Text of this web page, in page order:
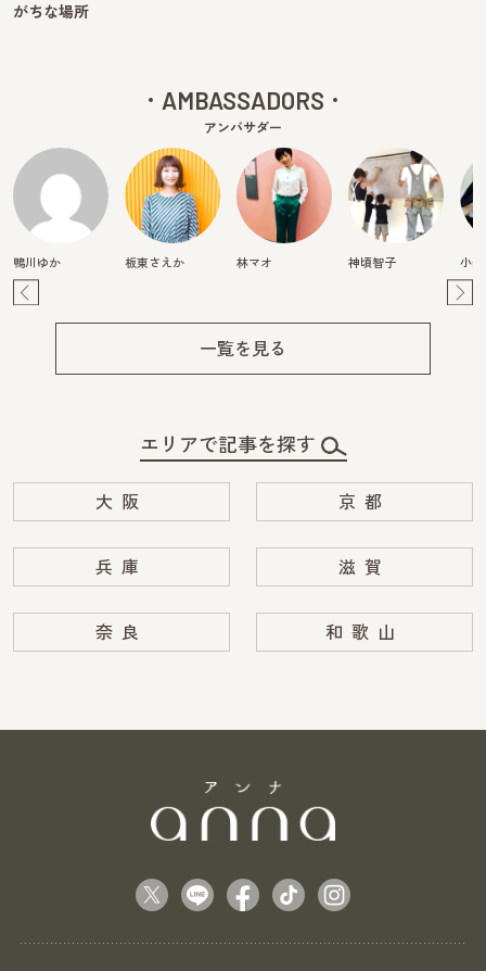
がちな場所
AMBASSADORS
アンバサダー
鴨川ゆか 板東さえか 林マオ 神頃智子 小
一覧を見る
エリアで記事を探す
大阪 京都
兵庫 滋賀
奈良 和歌山